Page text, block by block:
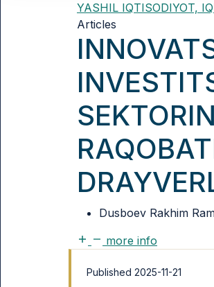
YASHIL IQTISODIYOT,
Articles
Dusboev Rakhim
more info
Published 2025-11-21